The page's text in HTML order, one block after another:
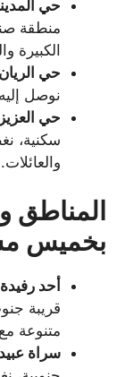
حي
منطقة
الكبيرة
حي الريان
نوصل
حي
سكنية،
والعائلات.
المناطق
بخميس
أحد رفيدة
قريبة
متنوعة
سراة